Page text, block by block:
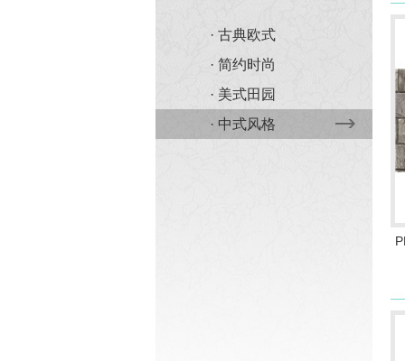
· 古典欧式
· 简约时尚
· 美式田园
· 中式风格